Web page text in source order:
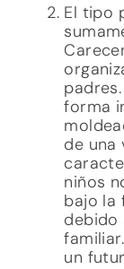
El tipo
forma
de una
niños
bajo la
debido
un